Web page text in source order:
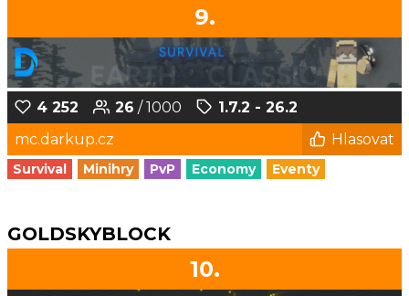
9.
4 252 26 / 1000
1.7.2 - 26.2
mc.darkup.cz
Hlasovat
Survival Minihry PvP Economy Eventy
GOLDSKYBLOCK
10.